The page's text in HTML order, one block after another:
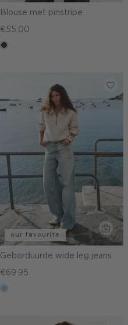
Blouse met pinstripe
€55.00
choco
our favourite
Geborduurde wide leg jeans
€69.95
blauw,